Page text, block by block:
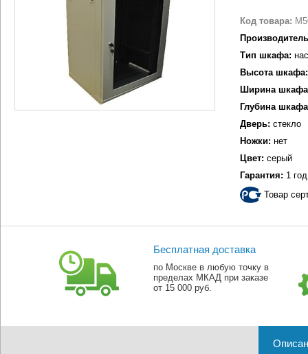
Код товара:
Тип шкафа:
Высота шкафа:
Ширина
Глубина
Дверь: стекло
Ножки: нет
Цвет: серый
Гарантия: 1 год
Товар
Бесплатная доставка
по Москве в любую точку в
пределах МКАД при заказе
от 15 000 руб.